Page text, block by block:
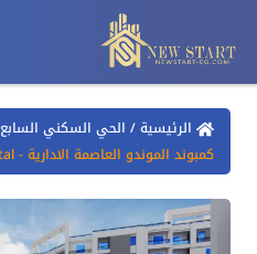
الرئيسية/ الحي السكني السابع R7 العاصمة الادارية الجديدة
كمبوند الموندو العاصمة الادارية - IL Mondo New Capital